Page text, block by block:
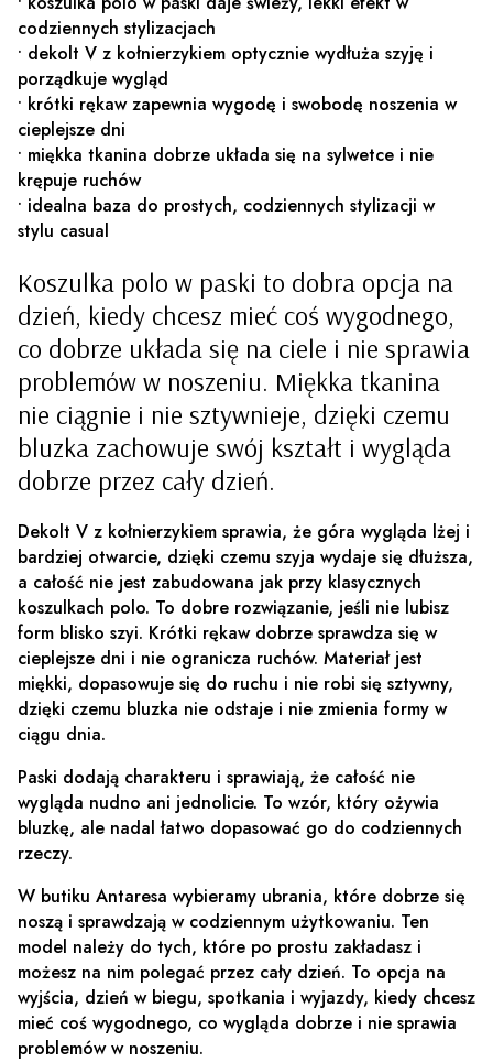
codziennych stylizacjach
• dekolt V z kołnierzykiem optycznie wydłuża szyję i
porządkuje wygląd
• krótki rękaw zapewnia wygodę i swobodę noszenia w
cieplejsze dni
• miękka tkanina dobrze układa się na sylwetce i nie
krępuje ruchów
• idealna baza do prostych, codziennych stylizacji w
stylu casual
Koszulka polo w paski to dobra opcja na
dzień, kiedy chcesz mieć coś wygodnego,
co dobrze układa się na ciele i nie sprawia
problemów w noszeniu. Miękka tkanina
nie ciągnie i nie sztywnieje, dzięki czemu
bluzka zachowuje swój kształt i wygląda
dobrze przez cały dzień.
Dekolt V z kołnierzykiem sprawia, że góra wygląda lżej i
bardziej otwarcie, dzięki czemu szyja wydaje się dłuższa,
a całość nie jest zabudowana jak przy klasycznych
koszulkach polo. To dobre rozwiązanie, jeśli nie lubisz
form blisko szyi. Krótki rękaw dobrze sprawdza się w
cieplejsze dni i nie ogranicza ruchów. Materiał jest
miękki, dopasowuje się do ruchu i nie robi się sztywny,
dzięki czemu bluzka nie odstaje i nie zmienia formy w
ciągu dnia.
Paski dodają charakteru i sprawiają, że całość nie
wygląda nudno ani jednolicie. To wzór, który ożywia
bluzkę, ale nadal łatwo dopasować go do codziennych
rzeczy.
W butiku Antaresa wybieramy ubrania, które dobrze się
noszą i sprawdzają w codziennym użytkowaniu. Ten
model należy do tych, które po prostu zakładasz i
możesz na nim polegać przez cały dzień. To opcja na
wyjścia, dzień w biegu, spotkania i wyjazdy, kiedy chcesz
mieć coś wygodnego, co wygląda dobrze i nie sprawia
problemów w noszeniu.